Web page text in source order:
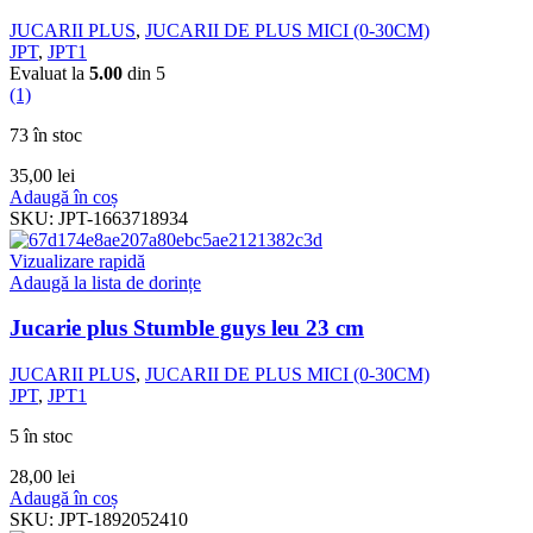
JUCARII PLUS, JUCARII DE PLUS MICI (0-30CM)
JPT, JPT1
Evaluat la 5.00 din 5
(1)
73 în stoc
35,00 lei
Adaugă în coș
SKU: JPT-1663718934
Vizualizare rapidă
Adaugă la lista de dorințe
Jucarie plus Stumble guys leu 23 cm
JUCARII PLUS, JUCARII DE PLUS MICI (0-30CM)
JPT, JPT1
5 în stoc
28,00 lei
Adaugă în coș
SKU: JPT-1892052410